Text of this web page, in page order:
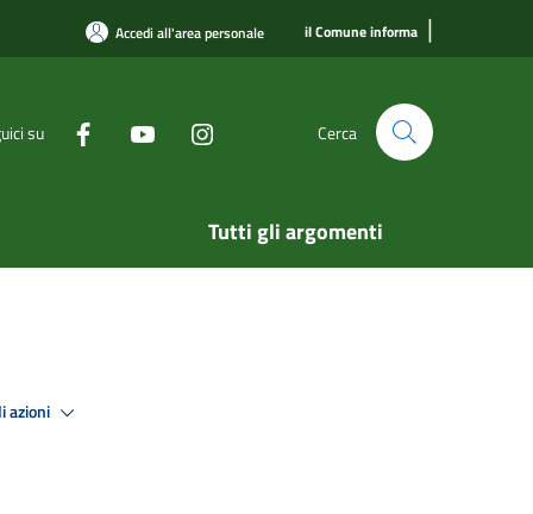
Accedi all'area personale il Comune informa |
su Cerca
Tutti gli argomenti
azioni